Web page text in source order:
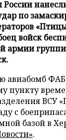
по
войск
армии
авиабомб
пункту
ВСУ
с
базой в
.